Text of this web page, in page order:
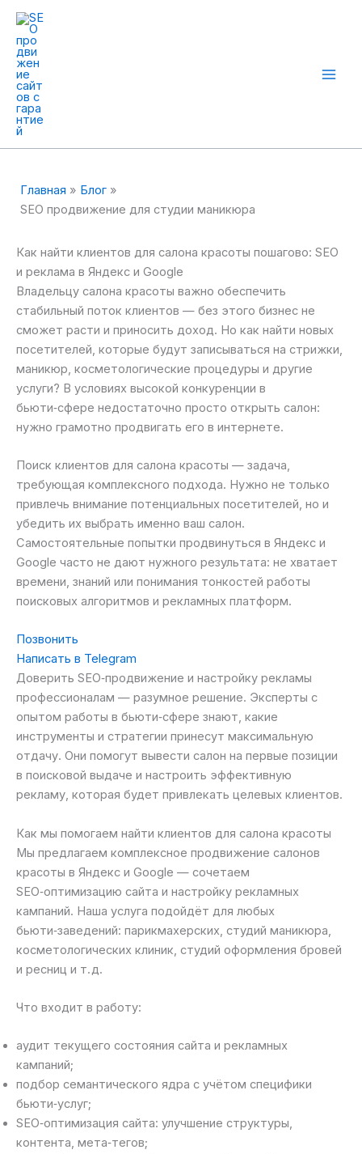
Перейти
содержимому
Главная
Блог
SEO продвижение для студии маникюра
Как найти клиентов для салона красоты пошагово: SEO
и реклама в Яндекс и Google
Владельцу салона красоты важно обеспечить
стабильный поток клиентов — без этого бизнес не
сможет расти и приносить доход. Но как найти новых
посетителей, которые будут записываться на стрижки,
маникюр, косметологические процедуры и другие
услуги? В условиях высокой конкуренции в
бьюти‑сфере недостаточно просто открыть салон:
нужно грамотно продвигать его в интернете.
Поиск клиентов для салона красоты — задача,
требующая комплексного подхода. Нужно не только
привлечь внимание потенциальных посетителей, но и
убедить их выбрать именно ваш салон.
Самостоятельные попытки продвинуться в Яндекс и
Google часто не дают нужного результата: не хватает
времени, знаний или понимания тонкостей работы
поисковых алгоритмов и рекламных платформ.
Позвонить
Написать в Telegram
Доверить SEO‑продвижение и настройку рекламы
профессионалам — разумное решение. Эксперты с
опытом работы в бьюти‑сфере знают, какие
инструменты и стратегии принесут максимальную
отдачу. Они помогут вывести салон на первые позиции
в поисковой выдаче и настроить эффективную
рекламу, которая будет привлекать целевых клиентов.
Как мы помогаем найти клиентов для салона красоты
Мы предлагаем комплексное продвижение салонов
красоты в Яндекс и Google — сочетаем
SEO‑оптимизацию сайта и настройку рекламных
кампаний. Наша услуга подойдёт для любых
бьюти‑заведений: парикмахерских, студий маникюра,
косметологических клиник, студий оформления бровей
и ресниц и т. д.
Что входит в работу:
аудит текущего состояния сайта и рекламных
кампаний;
подбор семантического ядра с учётом специфики
бьюти‑услуг;
SEO‑оптимизация сайта: улучшение структуры,
контента, мета‑тегов;